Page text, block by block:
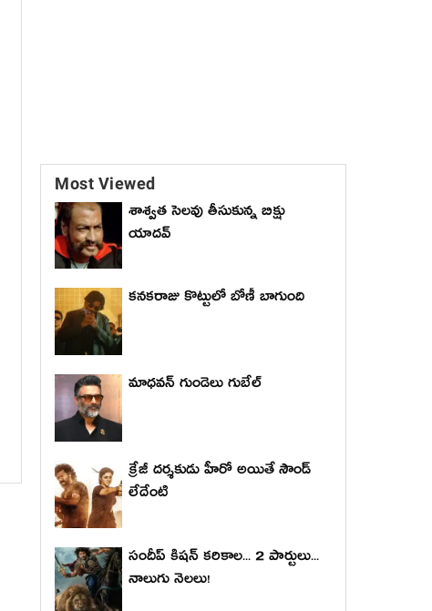
Most Viewed
శాశ్వత సెలవు తీసుకున్న బిక్షు
యాదవ్
కనకరాజు కొట్టులో బోణీ బాగుంది
మాధ‌వ‌న్ గుండెలు గుబేల్‌
క్రేజీ దర్శకుడు హీరో అయితే సౌండ్
లేదేంటి
సందీప్ కిషన్ కరికాల... 2 పార్టులు...
నాలుగు నెలలు!